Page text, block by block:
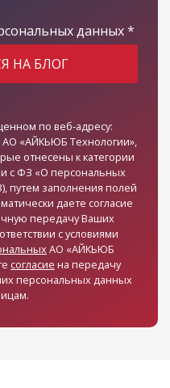
данных *
по веб-адресу:
«АЙКЬЮБ Технологии»,
отнесены к категории
с ФЗ «О персональных
путем заполнения полей
даете согласие
передачу Ваших
с условиями
АО «АЙКЬЮБ
согласие на передачу
персональных данных